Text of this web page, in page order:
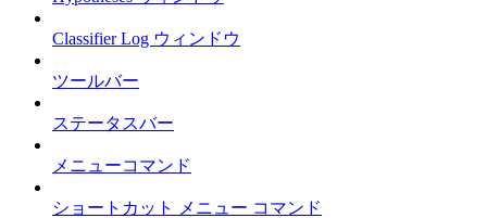
Classifier Log ウィンドウ
ツールバー
ステータスバー
メニューコマンド
ショートカット メニュー コマンド